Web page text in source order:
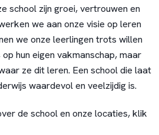
school zijn groei, vertrouwen en
we aan onze visie op leren
we onze leerlingen trots willen
hun eigen vakmanschap, maar
ze dit leren. Een school die laat
waardevol en veelzijdig is.
de school en onze locaties, klik